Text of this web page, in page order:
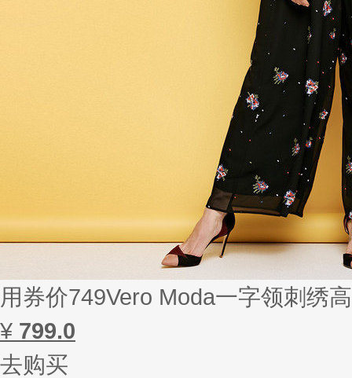
用券价749Vero Moda一字领刺绣
¥ 799.0
去购买